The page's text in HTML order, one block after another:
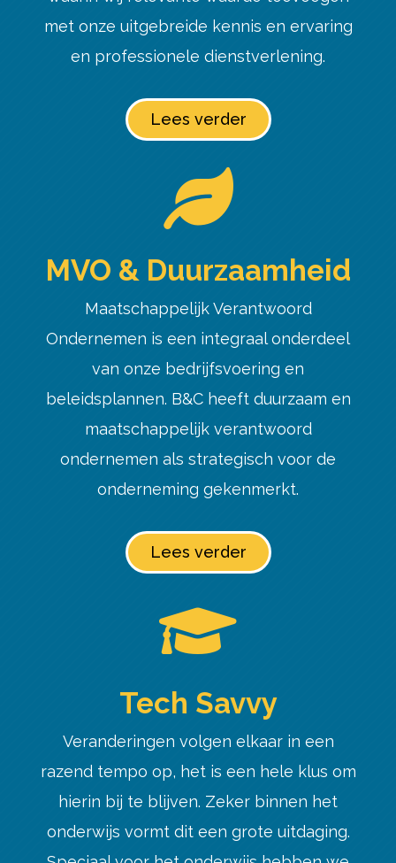
met onze uitgebreide kennis en ervaring
en professionele dienstverlening.
Lees verder

MVO & Duurzaamheid
Maatschappelijk Verantwoord
Ondernemen is een integraal onderdeel
van onze bedrijfsvoering en
beleidsplannen. B&C heeft duurzaam en
maatschappelijk verantwoord
ondernemen als strategisch voor de
onderneming gekenmerkt.
Lees verder

Tech Savvy
Veranderingen volgen elkaar in een
razend tempo op, het is een hele klus om
hierin bij te blijven. Zeker binnen het
onderwijs vormt dit een grote uitdaging.